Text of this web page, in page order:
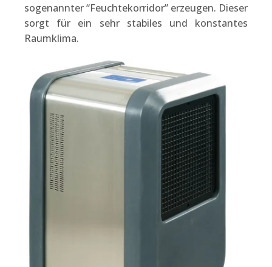
sogenannter “Feuchtekorridor” erzeugen. Dieser
sorgt für ein sehr stabiles und konstantes
Raumklima.